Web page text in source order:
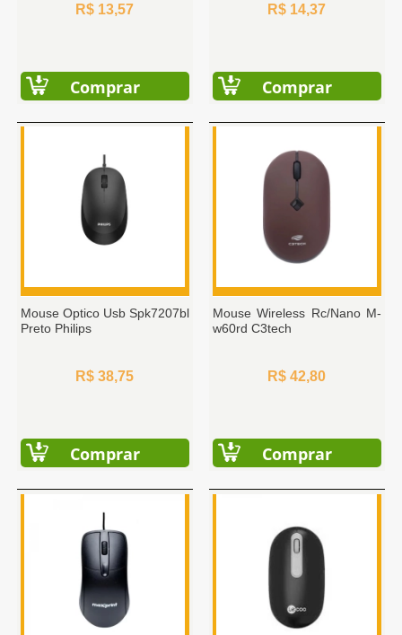
R$ 13,57
Comprar
R$ 14,37
Comprar
Mouse Optico Usb Spk7207bl
Preto Philips
R$ 38,75
Comprar
Mouse Wireless Rc/Nano M-
w60rd C3tech
R$ 42,80
Comprar